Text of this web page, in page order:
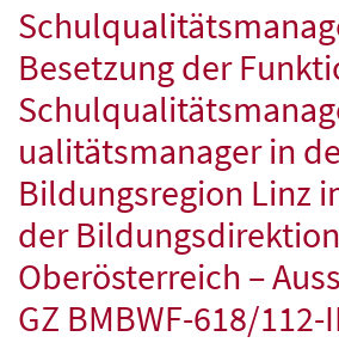
Besetzung der
ualitätsmanager in
Bildungsregion Linz
der
Oberösterreich –
GZ BMBWF-618/112-